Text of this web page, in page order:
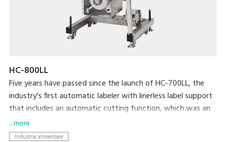
HC-800LL
Five years have passed since the launch of HC-700LL, the
industry's first automatic labeler with linerless label support
that includes an automatic cutting function, which was an
extremely difficult technical achievement. HC-800LL is the
latest model in the lineup and is designed to help resolve a
... more
Industria alimentare